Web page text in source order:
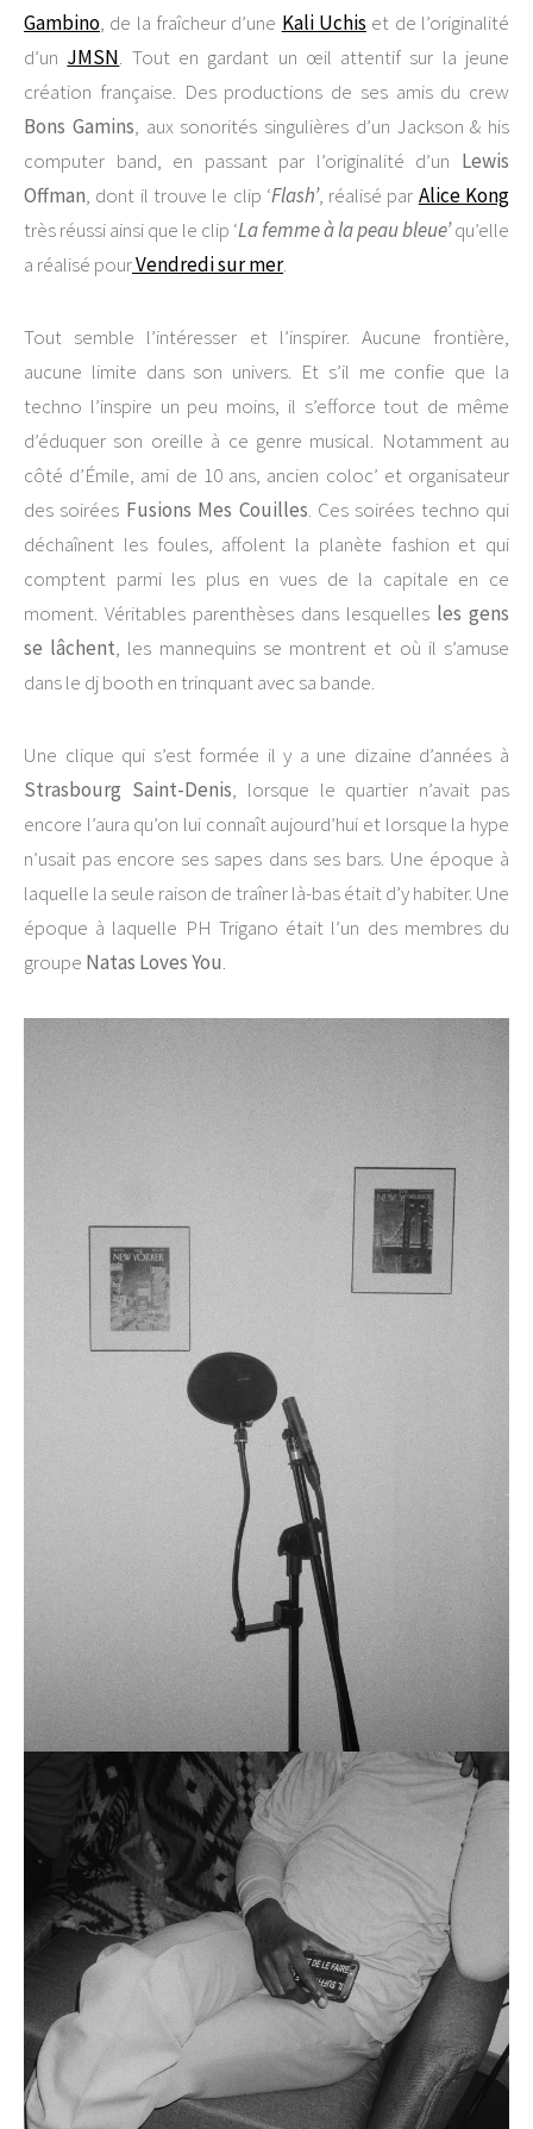
Gambino, de la fraîcheur d’une Kali Uchis et de l’originalité
d’un JMSN. Tout en gardant un œil attentif sur la jeune
création française. Des productions de ses amis du crew
Bons Gamins, aux sonorités singulières d’un Jackson & his
computer band, en passant par l’originalité d’un Lewis
Offman, dont il trouve le clip ‘Flash’, réalisé par Alice Kong
très réussi ainsi que le clip ‘La femme à la peau bleue’qu’elle
a réalisé pourVendredi sur mer.
Tout semble l’intéresser et l’inspirer. Aucune frontière,
aucune limite dans son univers. Et s’il me confie que la
techno l’inspire un peu moins, il s’efforce tout de même
d’éduquer son oreille à ce genre musical. Notamment au
côté d’Émile, ami de 10 ans, ancien coloc’ et organisateur
des soirées Fusions Mes Couilles. Ces soirées techno qui
déchaînent les foules, affolent la planète fashion et qui
comptent parmi les plus en vues de la capitale en ce
moment. Véritables parenthèses dans lesquelles les gens
se lâchent, les mannequins se montrent et où il s’amuse
dans le dj booth en trinquant avec sa bande.
Une clique qui s’est formée il y a une dizaine d’années à
Strasbourg Saint-Denis, lorsque le quartier n’avait pas
encore l’aura qu’on lui connaît aujourd’hui et lorsque la hype
n’usait pas encore ses sapes dans ses bars. Une époque à
laquelle la seule raison de traîner là-bas était d’y habiter. Une
époque à laquelle PH Trigano était l’un des membres du
groupe Natas Loves You.